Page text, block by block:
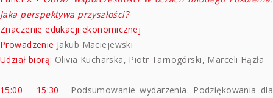
Jaka perspektywa przyszłości?
Znaczenie edukacji ekonomicznej
Prowadzenie Jakub Maciejewski
Udział biorą: Olivia Kucharska, Piotr Tarnogórski, Marceli Hązła
15:00 – 15:30 - Podsumowanie wydarzenia. Podziękowania dla